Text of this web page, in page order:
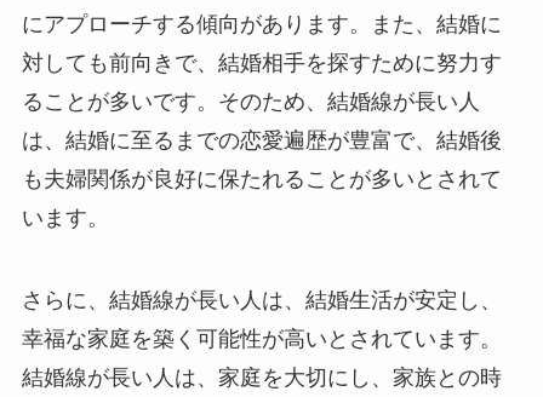
にアプローチする傾向があります。また、結婚に
対しても前向きで、結婚相手を探すために努力す
ることが多いです。そのため、結婚線が長い人
は、結婚に至るまでの恋愛遍歴が豊富で、結婚後
も夫婦関係が良好に保たれることが多いとされて
います。
さらに、結婚線が長い人は、結婚生活が安定し、
幸福な家庭を築く可能性が高いとされています。
結婚線が長い人は、家庭を大切にし、家族との時